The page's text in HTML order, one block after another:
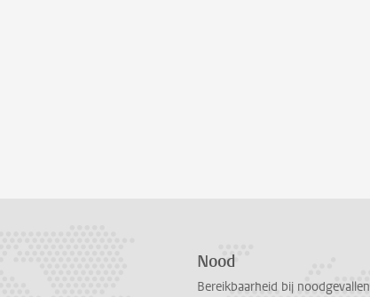
Nood
Bereikbaarheid bij noodgevallen